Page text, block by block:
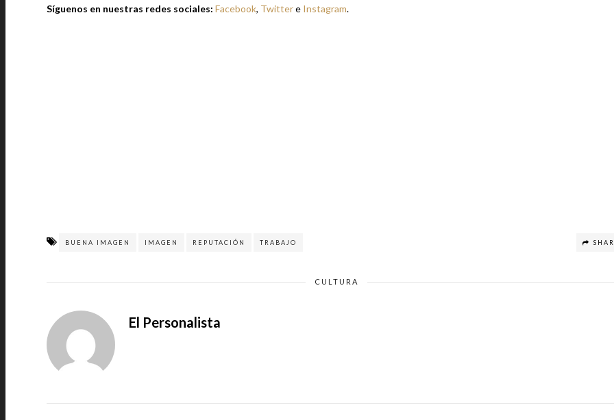
Síguenos en nuestras redes sociales: Facebook, Twittere Instagram.
BUENA IMAGEN IMAGEN REPUTACIÓN TRABAJO
CULTURA
El Personalista